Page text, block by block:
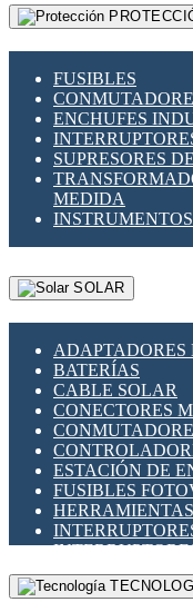
FUSIBLES
ENCHUFES
SUPRESORES
MEDIDA
SOLAR
ADAPTADORES
BATERÍAS
CABLE SOLAR
CONECTORES
ESTACIÓN DE
FUSIBLES
MONTAJE